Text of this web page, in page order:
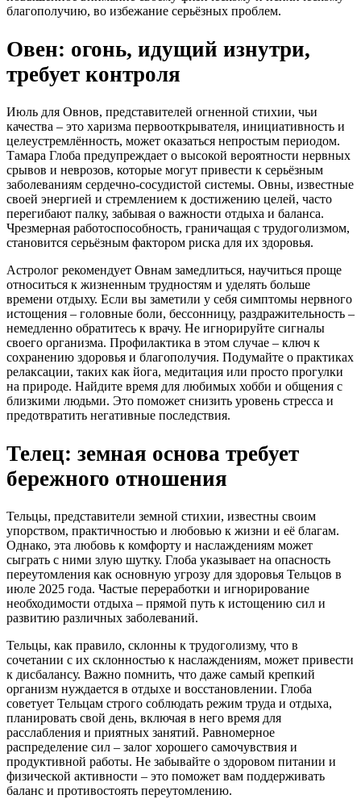
благополучию, во избежание серьёзных проблем.
Овен: огонь, идущий изнутри,
требует контроля
Июль для Овнов, представителей огненной стихии, чьи
качества – это харизма первооткрывателя, инициативность и
целеустремлённость, может оказаться непростым периодом.
Тамара Глоба предупреждает о высокой вероятности нервных
срывов и неврозов, которые могут привести к серьёзным
заболеваниям сердечно-сосудистой системы. Овны, известные
своей энергией и стремлением к достижению целей, часто
перегибают палку, забывая о важности отдыха и баланса.
Чрезмерная работоспособность, граничащая с трудоголизмом,
становится серьёзным фактором риска для их здоровья.
Астролог рекомендует Овнам замедлиться, научиться проще
относиться к жизненным трудностям и уделять больше
времени отдыху. Если вы заметили у себя симптомы нервного
истощения – головные боли, бессонницу, раздражительность –
немедленно обратитесь к врачу. Не игнорируйте сигналы
своего организма. Профилактика в этом случае – ключ к
сохранению здоровья и благополучия. Подумайте о практиках
релаксации, таких как йога, медитация или просто прогулки
на природе. Найдите время для любимых хобби и общения с
близкими людьми. Это поможет снизить уровень стресса и
предотвратить негативные последствия.
Телец: земная основа требует
бережного отношения
Тельцы, представители земной стихии, известны своим
упорством, практичностью и любовью к жизни и её благам.
Однако, эта любовь к комфорту и наслаждениям может
сыграть с ними злую шутку. Глоба указывает на опасность
переутомления как основную угрозу для здоровья Тельцов в
июле 2025 года. Частые переработки и игнорирование
необходимости отдыха – прямой путь к истощению сил и
развитию различных заболеваний.
Тельцы, как правило, склонны к трудоголизму, что в
сочетании с их склонностью к наслаждениям, может привести
к дисбалансу. Важно помнить, что даже самый крепкий
организм нуждается в отдыхе и восстановлении. Глоба
советует Тельцам строго соблюдать режим труда и отдыха,
планировать свой день, включая в него время для
расслабления и приятных занятий. Равномерное
распределение сил – залог хорошего самочувствия и
продуктивной работы. Не забывайте о здоровом питании и
физической активности – это поможет вам поддерживать
баланс и противостоять переутомлению.